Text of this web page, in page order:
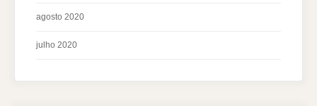
agosto 2020
julho 2020